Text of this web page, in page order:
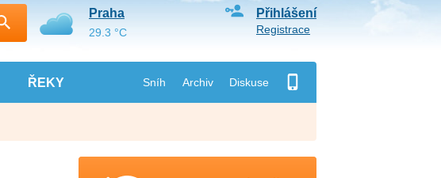
ŘEKY Sníh Archiv Diskuse
Přihlášení
Registrace
Praha
29.3 °C